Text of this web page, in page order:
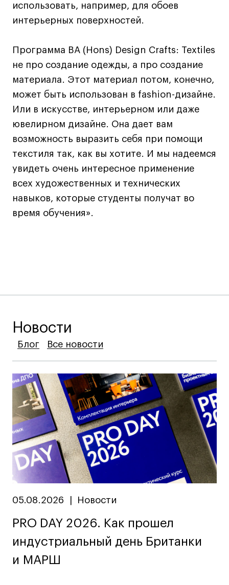
Долгосрочные
Все программы
Новости
События
Блог
Преподаватели
Лицензии и аккредитации
Для прессы
Ресурсы
Партнеры
Связи с индустрией
Вакансии
Иностранным студентам
Карьера
Ассоциация выпускников
Центр карьеры
Живые проекты
Конкурсы
Участие в выставках
Летние стажировки
Проекты студентов
Работы студентов
«Живые» проекты
использовать, например, для обоев
интерьерных поверхностей.
Программа BA (Hons) Design Crafts: Textiles
не про создание одежды, а про создание
материала. Этот материал потом, конечно,
может быть использован в fashion-дизайне.
Или в искусстве, интерьерном или даже
ювелирном дизайне. Она дает вам
возможность выразить себя при помощи
текстиля так, как вы хотите. И мы надеемся
увидеть очень интересное применение
всех художественных и технических
навыков, которые студенты получат во
время обучения».
Новости
Блог
Блог
Блог Все новости
Все новости
Все новости
05.08.2026 Новости
PRO DAY 2026. Как прошел
индустриальный день Британки
и МАРШ